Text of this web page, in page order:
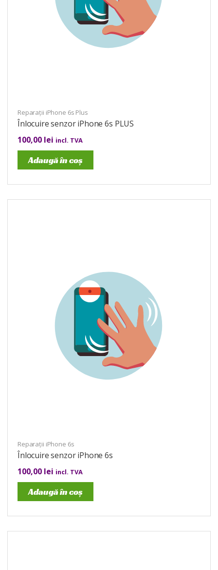
Reparații iPhone 6s Plus
Înlocuire senzor iPhone 6s PLUS
100,00 lei incl. TVA
Adaugă în coș
Reparații iPhone 6s
Înlocuire senzor iPhone 6s
100,00 lei incl. TVA
Adaugă în coș